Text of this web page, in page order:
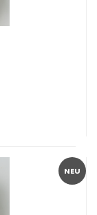
NEU